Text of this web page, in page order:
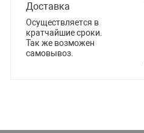
Доставка
Осуществляется в
кратчайшие сроки.
Так же возможен
самовывоз.